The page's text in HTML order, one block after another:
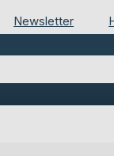
Newsletter